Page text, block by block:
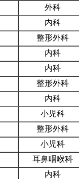
外科
内科
整形外科
内科
内科
整形外科
内科
小児科
整形外科
小児科
耳鼻咽喉科
内科